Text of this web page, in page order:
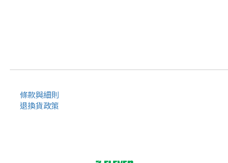
條款與細則
退換貨政策